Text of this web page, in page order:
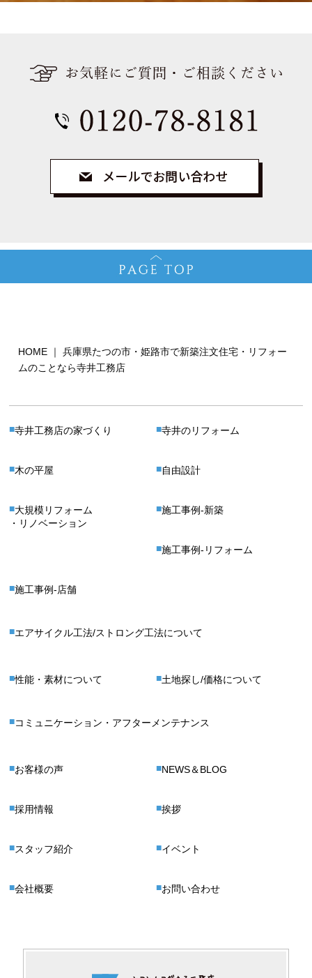
HOME ｜ 兵庫県たつの市・姫路市で新築注文住宅・リフォー
ムのことなら寺井工務店
寺井工務店の家づくり 寺井のリフォーム
木の平屋 自由設計
大規模リフォーム
・リノベーション
施工事例-新築
施工事例-リフォーム
施工事例-店舗
エアサイクル工法/ストロング工法について
性能・素材について 土地探し/価格について
コミュニケーション・アフターメンテナンス
お客様の声 NEWS＆BLOG
採用情報 挨拶
スタッフ紹介 イベント
会社概要 お問い合わせ